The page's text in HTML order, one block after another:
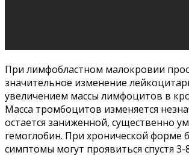
При лимфобластном малокровии
значительное изменение
увеличением массы лимфоцитов в
Масса тромбоцитов изменяется
остается заниженной, существенно
гемоглобин. При хронической форме
симптомы могут проявиться спустя 3-